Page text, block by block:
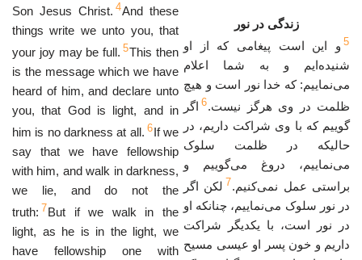
Son Jesus Christ. 4And these
things write we unto you, that
your joy may be full. 5This then
is the message which we have
heard of him, and declare unto
you, that God is light, and in
him is no darkness at all. 6If we
say that we have fellowship
with him, and walk in darkness,
we lie, and do not the
truth: 7But if we walk in the
light, as he is in the light, we
have fellowship one with
زندگى در نور
5 و این است پیغامی که از او
شنیده‌ایم و به شما اعلام
می‌نماییم: که خدا نور است و هیچ
ظلمت در وی هرگز نیست.6 اگر
گوییم که با وی شراکت داریم، در
حالیکه در ظلمت سلوک
می‌نماییم، دروغ می‌گوییم و
براستی عمل نمی‌کنیم.7 لکن اگر
در نور سلوک می‌نماییم، چنانکه او
در نور است، با یکدیگر شراکت
داریم و خون پسر او عیسی مسیح